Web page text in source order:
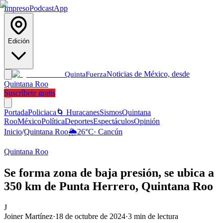
ImpresoPodcastApp
Edición
QuintaFuerzaNoticias de México, desde
Quintana Roo
Suscríbete gratis
PortadaPoliciaca 🌀 HuracanesSismosQuintana
RooMéxicoPolíticaDeportesEspectáculosOpinión
Inicio/Quintana Roo🌦️26°C· Cancún
Quintana Roo
Se forma zona de baja presión, se ubica a
350 km de Punta Herrero, Quintana Roo
J
Joiner Martínez·18 de octubre de 2024·3 min de lectura